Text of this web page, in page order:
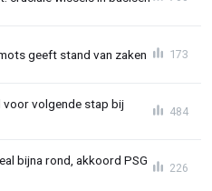
geeft stand van zaken 173
volgende stap bij
484
bijna rond, akkoord PSG
226